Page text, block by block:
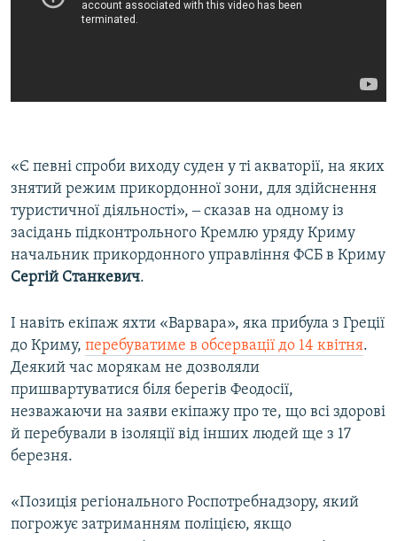
«Є певні спроби виходу суден у ті акваторії, на яких
знятий режим прикордонної зони, для здійснення
туристичної діяльності», ‒ сказав на одному із
засідань підконтрольного Кремлю уряду Криму
начальник прикордонного управління ФСБ в Криму
Сергій Станкевич.
І навіть екіпаж яхти «Варвара», яка прибула з Греції
до Криму, перебуватиме в обсервації до 14 квітня.
Деякий час морякам не дозволяли
пришвартуватися біля берегів Феодосії,
незважаючи на заяви екіпажу про те, що всі здорові
й перебували в ізоляції від інших людей ще з 17
березня.
«Позиція регіонального Роспотребнадзору, який
погрожує затриманням поліцією, якщо